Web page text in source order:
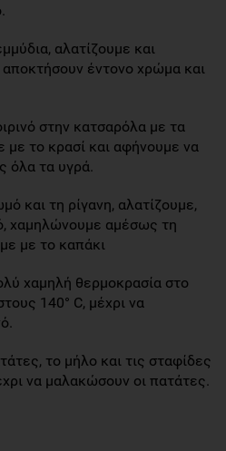
αλατίζουμε και
έντονο χρώμα και
στην κατσαρόλα με τα
με το κρασί και αφήνουμε να
όλα τα υγρά.
και τη ρίγανη, αλατίζουμε,
χαμηλώνουμε αμέσως τη
με το καπάκι
χαμηλή θερμοκρασία στο
140° C, μέχρι να
το μήλο και τις σταφίδες
να μαλακώσουν οι πατάτες.